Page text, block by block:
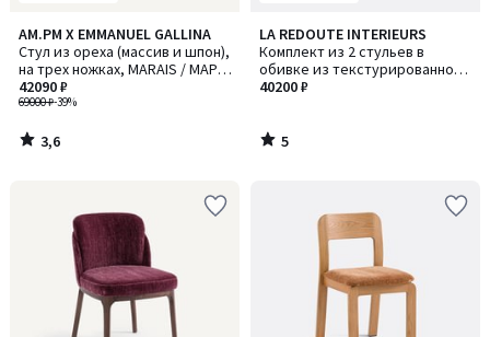
AM.PM X EMMANUEL GALLINA
Стул из ореха (массив и шпон),
на трех ножках, MARAIS / МАРЭ,
дизайн Эммануэля Галлины
69000 ₽-39%
42090 ₽
3,6
/ 5
3,6
/
LA REDOUTE INTERIEURS
Комплект из 2 стульев в
обивке из текстурированной
ткани, Albane / Албан
40200 ₽
5
/
5
5
/